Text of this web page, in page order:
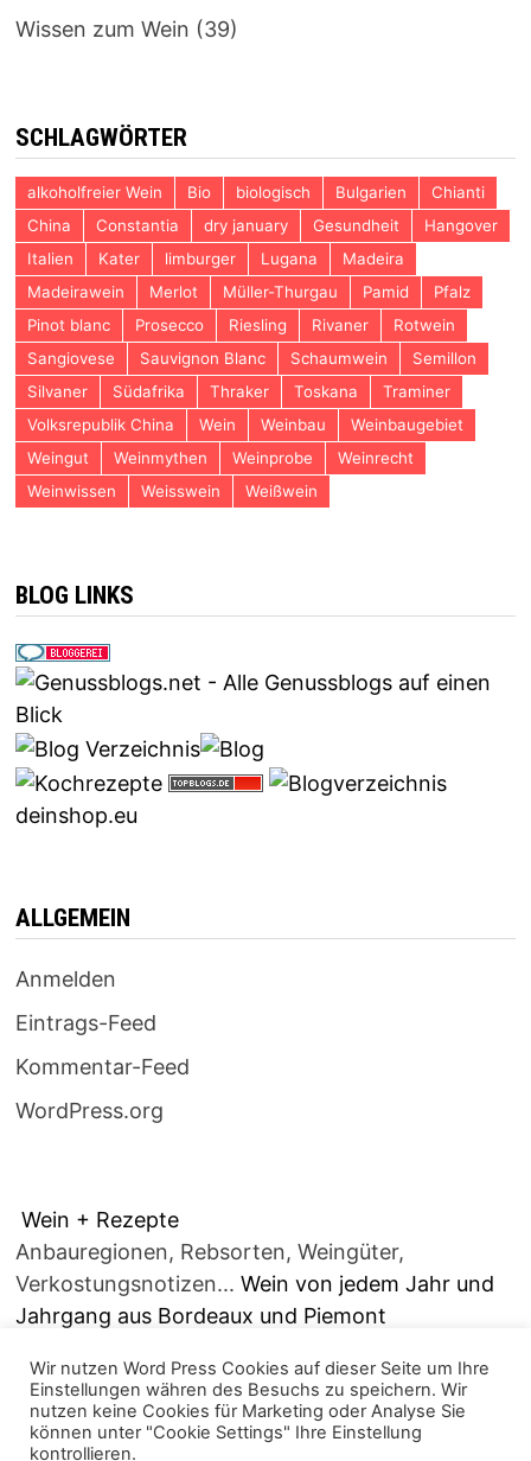
Wissen zum Wein (39)
SCHLAGWÖRTER
alkoholfreier Wein Bio biologisch Bulgarien
Chianti
China
Constantia dry january Gesundheit
Hangover
Italien
Kater limburger Lugana
Madeira
Madeirawein
Merlot Müller-Thurgau Pamid
Pfalz
Pinot blanc
Prosecco Riesling Rivaner
Rotwein
Sangiovese
Sauvignon Blanc Schaumwein
Semillon
Silvaner
Südafrika Thraker Toskana
Traminer
Volksrepublik China
Wein Weinbau
Weinbaugebiet
Weingut
Weinmythen Weinprobe
Weinrecht
Weinwissen
Weisswein Weißwein
BLOG LINKS
deinshop.eu
ALLGEMEIN
Anmelden
Eintrags-Feed
Kommentar-Feed
WordPress.org
Wein + Rezepte
Anbauregionen, Rebsorten, Weingüter,
Verkostungsnotizen... Wein von jedem Jahr und
Jahrgang aus Bordeaux und Piemont
Wir nutzen Word Press Cookies auf dieser Seite um Ihre
Einstellungen währen des Besuchs zu speichern. Wir
nutzen keine Cookies für Marketing oder Analyse Sie
können unter "Cookie Settings" Ihre Einstellung
kontrollieren.